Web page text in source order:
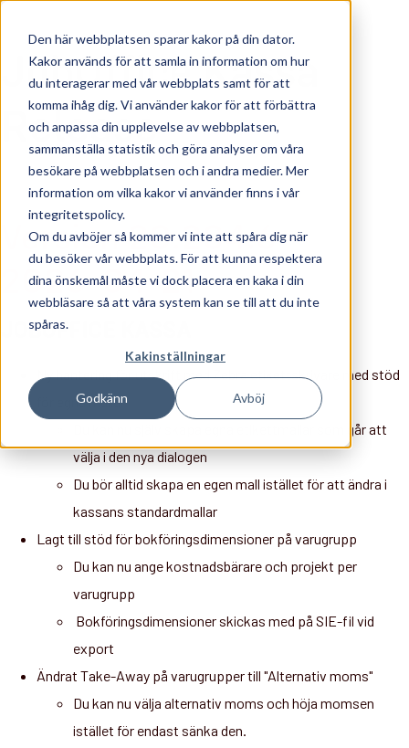
Den här webbplatsen sparar kakor på din dator.
Kakor används för att samla in information om hur
du interagerar med vår webbplats samt för att
komma ihåg dig. Vi använder kakor för att förbättra
och anpassa din upplevelse av webbplatsen,
sammanställa statistik och göra analyser om våra
besökare på webbplatsen och i andra medier. Mer
information om vilka kakor vi använder finns i vår
integritetspolicy.
Om du avböjer så kommer vi inte att spåra dig när
du besöker vår webbplats. För att kunna respektera
dina önskemål måste vi dock placera en kaka i din
webbläsare så att våra system kan se till att du inte
spåras.
Kakinställningar
Godkänn Avböj
JobOffice Kassa
Release
Version 20.204.6 -
2026-04-21
JOBOFFICE KASSA
Ny hantering för utskrift med Zebra etikettskrivare med stöd
för egna mallar
Du kan nu själv skapa egna etikettmallar som går att
välja i den nya dialogen
Du bör alltid skapa en egen mall istället för att ändra i
kassans standardmallar
Lagt till stöd för bokföringsdimensioner på varugrupp
Du kan nu ange kostnadsbärare och projekt per
varugrupp
Bokföringsdimensioner skickas med på SIE-fil vid
export
Ändrat Take-Away på varugrupper till "Alternativ moms"
Du kan nu välja alternativ moms och höja momsen
istället för endast sänka den.